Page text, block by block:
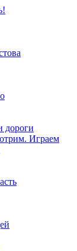
дороги
Играем